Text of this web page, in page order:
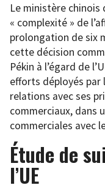
Le ministère chinois
« complexité » de
prolongation de six
cette décision
Pékin à l’égard de
efforts déployés par
relations avec ses
commerciaux, dans
commerciales avec
Étude de
l’UE